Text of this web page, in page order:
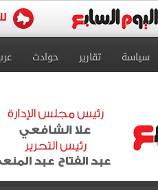
سياسة تقارير حوادث
لحسم صفقة يوسف النصيري